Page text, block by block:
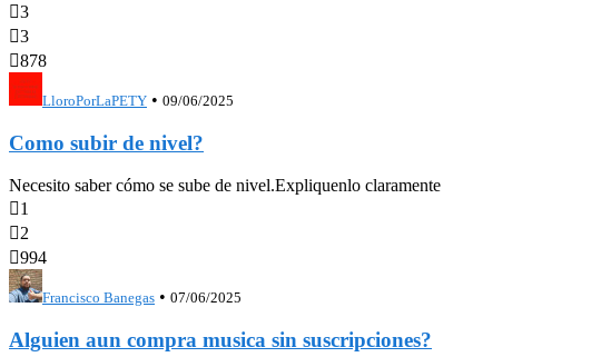
3
3
878
LloroPorLaPETY • 09/06/2025
Como subir de nivel?
Necesito saber cómo se sube de nivel.Expliquenlo claramente
1
2
994
Francisco Banegas • 07/06/2025
Alguien aun compra musica sin suscripciones?